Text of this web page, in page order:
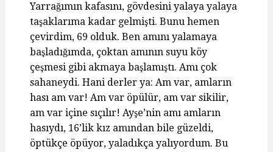
Yarrağımın kafasını, gövdesini yalaya yalaya
taşaklarıma kadar gelmişti. Bunu hemen
çevirdim, 69 olduk. Ben amını yalamaya
başladığımda, çoktan amının suyu köy
çeşmesi gibi akmaya başlamıştı. Amı çok
sahaneydi. Hani derler ya: Am var, amların
hası am var! Am var öpülür, am var sikilir,
am var içine sıçılır! Ayşe’nin amı amların
hasıydı, 16’lik kız amından bile güzeldi,
öptükçe öpüyor, yaladıkça yalıyordum. Bu